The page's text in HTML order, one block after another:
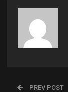
PREV POST